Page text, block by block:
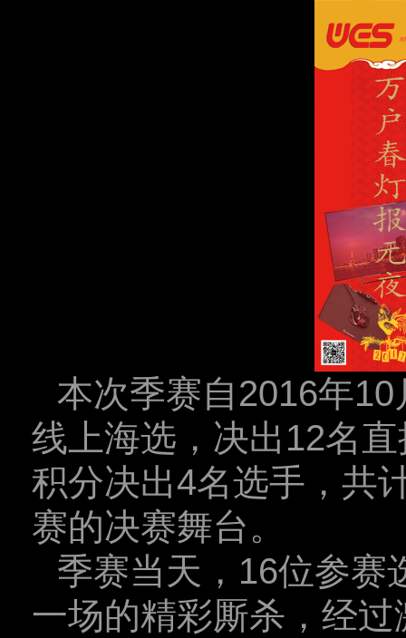
本次季赛自2016年
线上海选，决出12名
积分决出4名选手，共
赛的决赛舞台。
季赛当天，16位参赛
一场的精彩厮杀，经